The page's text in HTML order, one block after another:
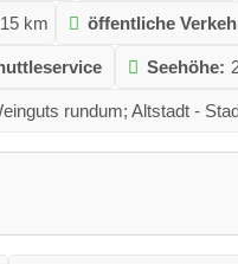
15 km öffentliche
Seehöhe:
rundum; Altstadt -